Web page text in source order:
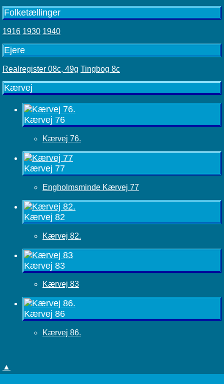
Folketællinger
1916 1930 1940
Ejere
Realregister 08c, 49g Tingbog 8c
Kærvej
Kærvej 76
Kærvej 76.
Kærvej 77
Engholmsminde Kærvej 77
Kærvej 82
Kærvej 82.
Kærvej 83
Kærvej 83
Kærvej 86
Kærvej 86.
▲